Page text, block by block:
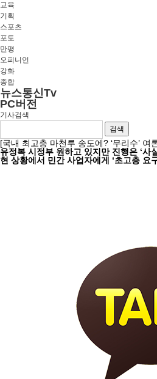
교육
기획
스포츠
포토
만평
오피니언
강화
종합
뉴스통신Tv
PC버전
기사검색
검색
[국내 최고층 마천루 송도에? ‘무리수’ 여
유정복 시정부 원하고 있지만 진행은 ‘사
현 상황에서 민간 사업자에게 ‘초고층 요